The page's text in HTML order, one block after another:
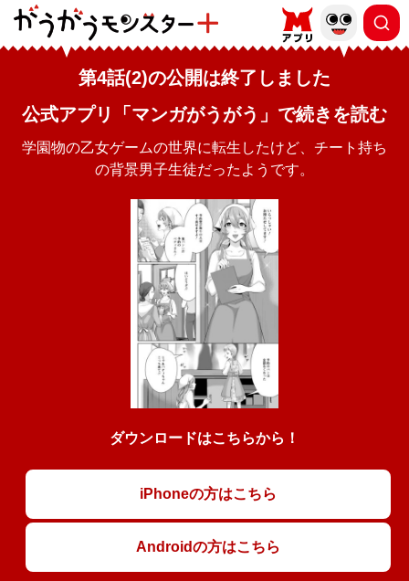
第4話(2)の公開は終了しました
公式アプリ「マンガがうがう」で続きを読む
学園物の乙女ゲームの世界に転生したけど、チート持ち
の背景男子生徒だったようです。
ダウンロードはこちらから！
iPhoneの方はこちら
Androidの方はこちら